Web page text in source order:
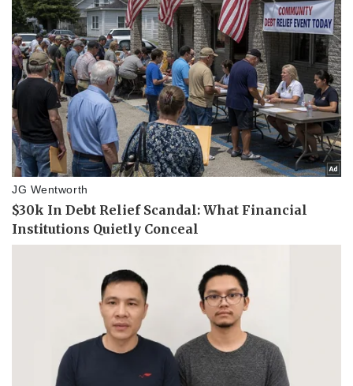
Podcast
Câu chuyện thời sự